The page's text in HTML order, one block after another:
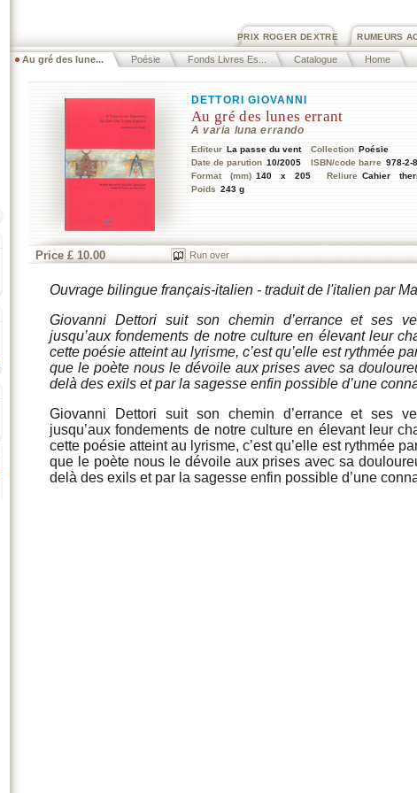
RUMEURS
PRIX ROGER DEXTRE
Au gré des lune... Poésie Fonds Livres Es... Catalogue Home
DETTORI GIOVANNI
Au gré des lunes errant
A varia luna errando
Editeur La passe du vent Collection Poésie
Date de parution 10/2005 ISBN/code barre 978-2-
Format (mm) 140 x 205 Reliure Cahier
Poids 243 g
Price £ 10.00 Run over
Ouvrage bilingue français-italien - traduit de l'italien par
Giovanni Dettori suit son chemin d’errance et ses
jusqu’aux fondements de notre culture en élevant leur
cette poésie atteint au lyrisme, c’est qu’elle est rythmée
que le poète nous le dévoile aux prises avec sa
delà des exils et par la sagesse enfin possible d’une
Giovanni Dettori suit son chemin d’errance et ses
jusqu’aux fondements de notre culture en élevant leur
cette poésie atteint au lyrisme, c’est qu’elle est rythmée
que le poète nous le dévoile aux prises avec sa
delà des exils et par la sagesse enfin possible d’une